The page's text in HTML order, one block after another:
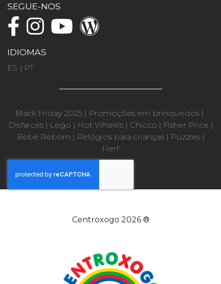
SEGUE-NOS
IDIOMAS
ES | PT
Black Friday 2025 | Promoções em brinquedos |
Disfarces| Lego | Hot Wheels| Chicco | Fisher Price |
Bebé Reborn | Relógios para crianças| Puzzles|
Nerf
Centroxogo 2026 ®